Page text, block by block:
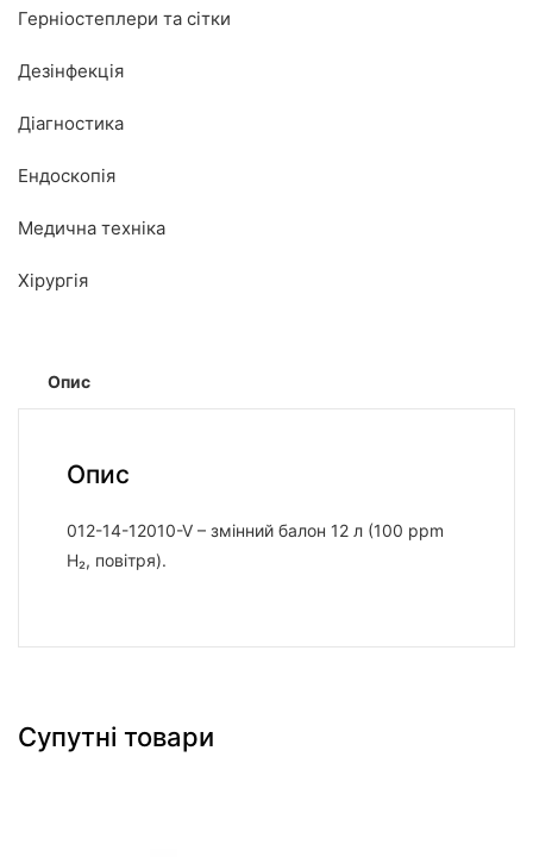
Герніостеплери та сітки
Дезінфекція
Діагностика
Ендоскопія
Медична техніка
Хірургія
Опис
Опис
012-14-12010-V – змінний балон 12 л (100 ppm
H₂, повітря).
Супутні товари